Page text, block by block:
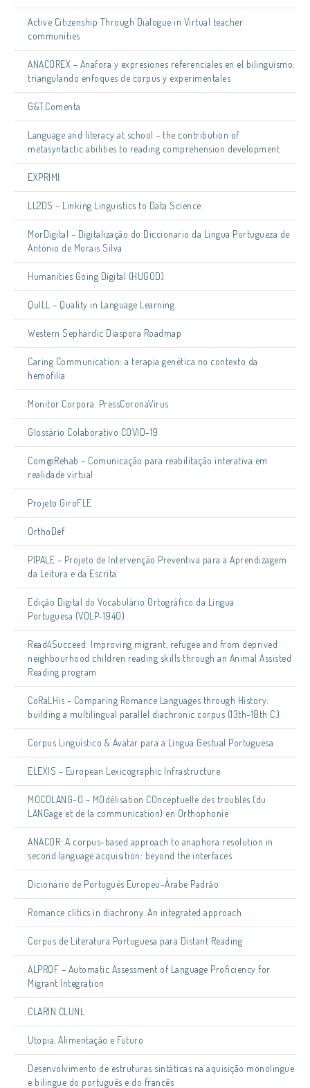
Active Citizenship Through Dialogue in Virtual teacher
communities
ANACOREX – Anafora y expresiones referenciales en el bilinguismo:
triangulando enfoques de corpus y experimentales
G&T.Comenta
Language and literacy at school – the contribution of
metasyntactic abilities to reading comprehension development
EXPRIMI
LL2DS – Linking Linguistics to Data Science
MorDigital – Digitalização do Diccionario da Lingua Portugueza de
António de Morais Silva
Humanities Going Digital (HUGOD)
QuILL – Quality in Language Learning
Western Sephardic Diaspora Roadmap
Caring Communication: a terapia genética no contexto da
hemofilia
Monitor Corpora. PressCoronaVírus
Glossário Colaborativo COVID-19
Com@Rehab – Comunicação para reabilitação interativa em
realidade virtual
Projeto GiroFLE
OrthoDef
PIPALE – Projeto de Intervenção Preventiva para a Aprendizagem
da Leitura e da Escrita
Edição Digital do Vocabulário Ortográfico da Língua
Portuguesa (VOLP-1940)
Read4Succeed: Improving migrant, refugee and from deprived
neighbourhood children reading skills through an Animal Assisted
Reading program
CoRaLHis – Comparing Romance Languages through History:
building a multilingual parallel diachronic corpus (13th-18th C.)
Corpus Linguístico & Avatar para a Língua Gestual Portuguesa
ELEXIS – European Lexicographic Infrastructure
MOCOLANG-O – MOdélisation COnceptuelle des troubles (du
LANGage et de la communication) en Orthophonie
ANACOR: A corpus-based approach to anaphora resolution in
second language acquisition: beyond the interfaces
Dicionário de Português Europeu-Árabe Padrão
Romance clitics in diachrony. An integrated approach
Corpus de Literatura Portuguesa para Distant Reading
ALPROF – Automatic Assessment of Language Proficiency for
Migrant Integration
CLARIN CLUNL
Utopia, Alimentação e Futuro
Desenvolvimento de estruturas sintáticas na aquisição monolingue
e bilingue do português e do francês